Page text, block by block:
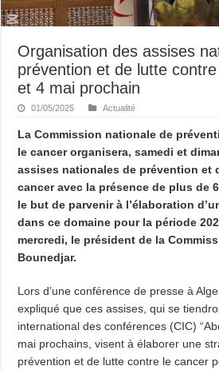
Organisation des assises
prévention et de lutte
et 4 mai prochain
01/05/2025 Actualité
La Commission nationale de
le cancer organisera, samedi et
assises nationales de prévention et
cancer avec la présence de plus de
le but de parvenir à l’élaboration
dans ce domaine pour la période
mercredi, le président de la
Bounedjar.
Lors d’une conférence de presse à
expliqué que ces assises, qui se
international des conférences (CIC)
mai prochains, visent à élaborer une
prévention et de lutte contre le cancer